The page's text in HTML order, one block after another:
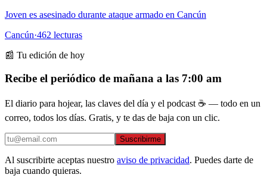
Joven es asesinado durante ataque armado en Cancún
Cancún·462 lecturas
📰 Tu edición de hoy
Recibe el periódico de mañana a las 7:00 am
El diario para hojear, las claves del día y el podcast ☕ — todo en un
correo, todos los días. Gratis, y te das de baja con un clic.
Suscribirme
Al suscribirte aceptas nuestro aviso de privacidad. Puedes darte de
baja cuando quieras.